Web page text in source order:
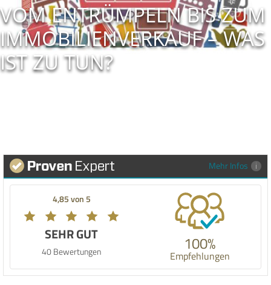
VOM ENTRÜMPELN BIS ZUM
IMMOBILIENVERKAUF – WAS
IST ZU TUN?
Mehr Infos
4,85 von 5
SEHR GUT
40 Bewertungen 100%
Empfehlungen